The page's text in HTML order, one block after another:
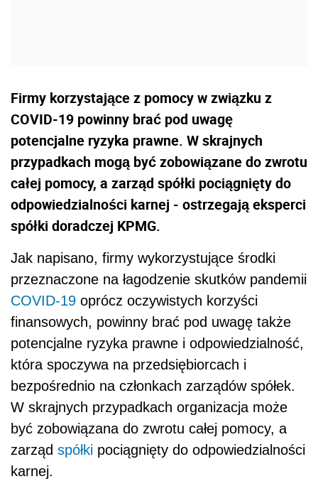
Firmy korzystające z pomocy w związku z
COVID-19 powinny brać pod uwagę
potencjalne ryzyka prawne. W skrajnych
przypadkach mogą być zobowiązane do zwrotu
całej pomocy, a zarząd spółki pociągnięty do
odpowiedzialności karnej - ostrzegają eksperci
spółki doradczej KPMG.
Jak napisano, firmy wykorzystujące środki
przeznaczone na łagodzenie skutków pandemii
COVID-19 oprócz oczywistych korzyści
finansowych, powinny brać pod uwagę także
potencjalne ryzyka prawne i odpowiedzialność,
która spoczywa na przedsiębiorcach i
bezpośrednio na członkach zarządów spółek.
W skrajnych przypadkach organizacja może
być zobowiązana do zwrotu całej pomocy, a
zarząd spółki pociągnięty do odpowiedzialności
karnej.